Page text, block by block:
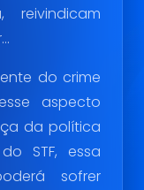
do crime
aspecto
da política
STF, essa
sofrer